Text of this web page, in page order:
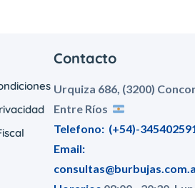
Contacto
Urquiza 686, (3200)
Entre Ríos
Telefono: (+54)-
Email: